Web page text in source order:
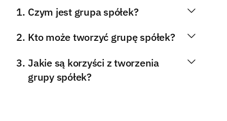
Czym jest grupa spółek?
Kto może tworzyć grupę spółek?
Jakie są korzyści z tworzenia
grupy spółek?